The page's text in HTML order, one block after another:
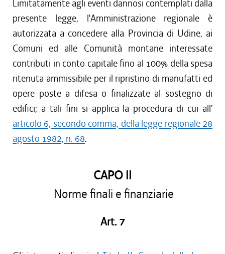
Limitatamente agli eventi dannosi contemplati dalla
presente legge, l'Amministrazione regionale è
autorizzata a concedere alla Provincia di Udine, ai
Comuni ed alle Comunità montane interessate
contributi in conto capitale fino al 100% della spesa
ritenuta ammissibile per il ripristino di manufatti ed
opere poste a difesa o finalizzate al sostegno di
edifici; a tali fini si applica la procedura di cui all'
articolo 6, secondo comma, della legge regionale 28
agosto 1982, n. 68.
CAPO II
Norme finali e finanziarie
Art. 7